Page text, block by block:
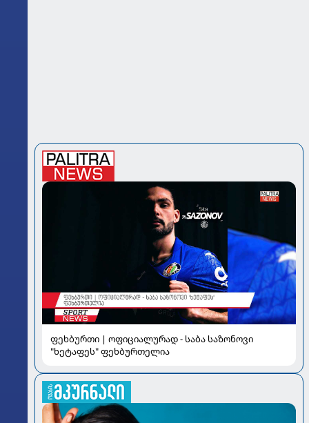
ფეხბურთი | ოფიციალურად - საბა საზონოვი
"ხეტაფეს" ფეხბურთელია